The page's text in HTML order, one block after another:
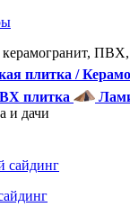
керамогранит,
плитка /
плитка
и дачи
сайдинг